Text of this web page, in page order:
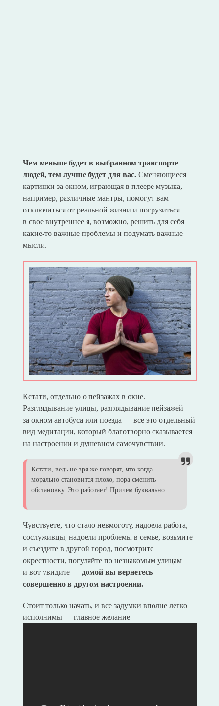
Чем меньше будет в выбранном транспорте
людей, тем лучше будет для вас.Сменяющиеся
картинки за окном, играющая в плеере музыка,
например, различные мантры, помогут вам
отключиться от реальной жизни и погрузиться
в свое внутреннее я, возможно, решить для себя
какие-то важные проблемы и подумать важные
мысли.
Кстати, отдельно о пейзажах в окне.
Разглядывание улицы, разглядывание пейзажей
за окном автобуса или поезда — все это отдельный
вид медитации, который благотворно сказывается
на настроении и душевном самочувствии.
Кстати, ведь не зря же говорят, что когда
морально становится плохо, пора сменить
обстановку. Это работает! Причем буквально.
Чувствуете, что стало невмоготу, надоела работа,
сослуживцы, надоели проблемы в семье, возьмите
и съездите в другой город, посмотрите
окрестности, погуляйте по незнакомым улицам
и вот увидите — домой вы вернетесь
совершенно в другом настроении.
Стоит только начать, и все задумки вполне легко
исполнимы — главное желание.